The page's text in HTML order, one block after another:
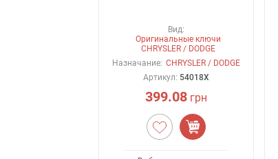
Вид:
Оригинальные ключи
CHRYSLER / DODGE
Назначание: CHRYSLER / DODGE
Артикул: 54018X
399.08 грн